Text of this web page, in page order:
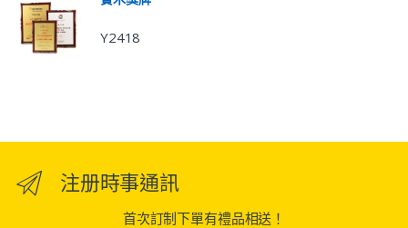
Y2418
注册時事通訊
首次訂制下單有禮品相送！